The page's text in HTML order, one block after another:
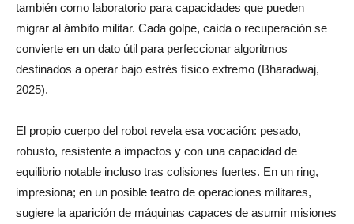
también como laboratorio para capacidades que pueden
migrar al ámbito militar. Cada golpe, caída o recuperación se
convierte en un dato útil para perfeccionar algoritmos
destinados a operar bajo estrés físico extremo (Bharadwaj,
2025).
El propio cuerpo del robot revela esa vocación: pesado,
robusto, resistente a impactos y con una capacidad de
equilibrio notable incluso tras colisiones fuertes. En un ring,
impresiona; en un posible teatro de operaciones militares,
sugiere la aparición de máquinas capaces de asumir misiones